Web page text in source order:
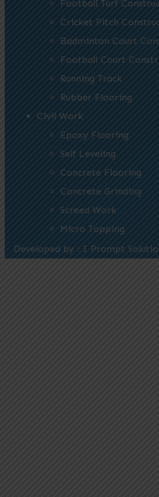
Football Turf
Cricket Pitch
Badminton Court
Football Court
Running Track
Rubber Flooring
Civil Work
Epoxy Flooring
Self Leveling
Concrete Flooring
Concrete Grinding
Screed Work
Micro Topping
Developed by : I Prompt